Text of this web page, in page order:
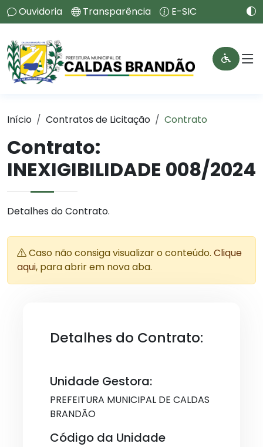
Ouvidoria Transparência E-SIC
Início Contratos de Licitação Contrato
Contrato:
INEXIGIBILIDADE 008/2024
Detalhes do Contrato.
Caso não consiga visualizar o conteúdo. Clique
aqui, para abrir em nova aba.
Detalhes do Contrato:
Unidade Gestora:
PREFEITURA MUNICIPAL DE CALDAS
BRANDÃO
Código da Unidade